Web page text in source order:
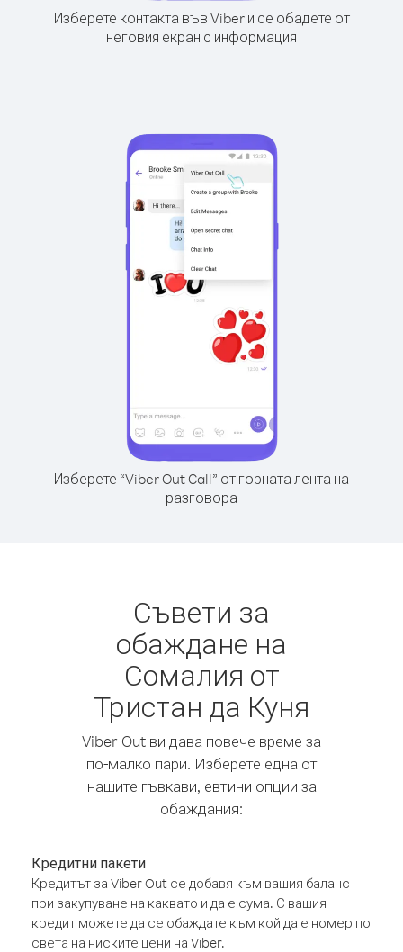
Изберете контакта във Viber и се обадете от
неговия екран с информация
Изберете “Viber Out Call” от горната лента на
разговора
Съвети за
обаждане на
Сомалия от
Тристан да Куня
Viber Out ви дава повече време за
по-малко пари. Изберете една от
нашите гъвкави, евтини опции за
обаждания:
Кредитни пакети
Кредитът за Viber Out се добавя към вашия баланс
при закупуване на каквато и да е сума. С вашия
кредит можете да се обаждате към кой да е номер по
света на ниските цени на Viber.